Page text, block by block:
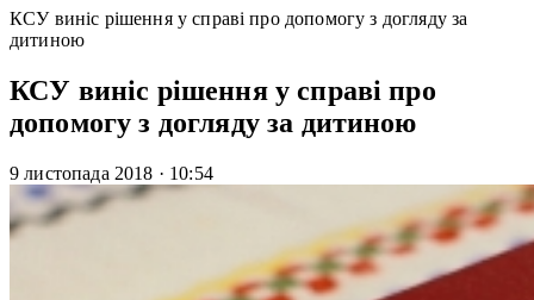
КСУ виніс рішення у справі про допомогу з догляду за
дитиною
КСУ виніс рішення у справі про
допомогу з догляду за дитиною
9 листопада 2018 · 10:54